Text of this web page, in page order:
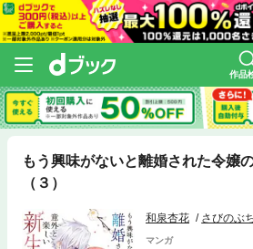
作品
もう興味がないと離婚された令嬢
（３）
和泉杏花 さびのぶ
マンガ